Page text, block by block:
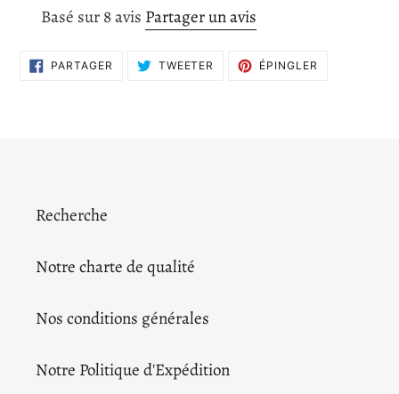
Basé sur 8 avis Partager un avis
PARTAGER PARTAGERTWEETER TWEETERÉPINGLER
Recherche
Notre charte de qualité
Nos conditions générales
Notre Politique d'Expédition